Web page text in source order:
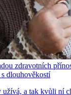
zdravotních
dlouhověkostí
a tak kvůli ní